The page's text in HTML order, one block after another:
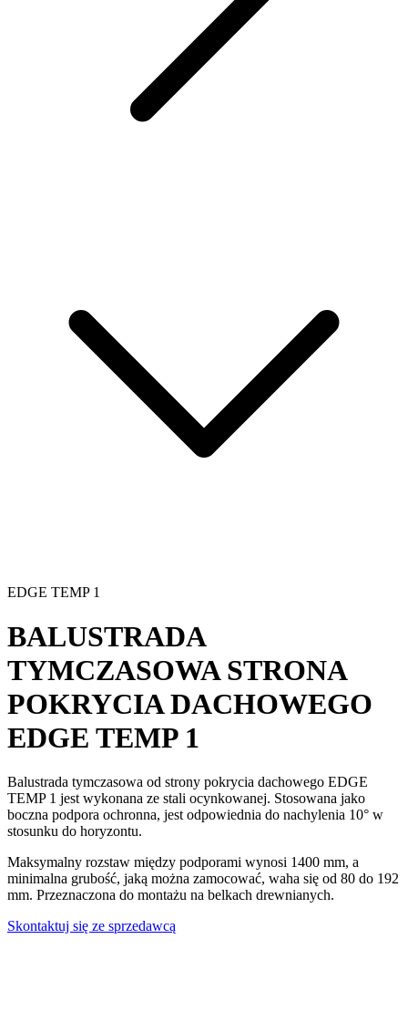
EDGE TEMP 1
BALUSTRADA
TYMCZASOWA STRONA
POKRYCIA DACHOWEGO
EDGE TEMP 1
Balustrada tymczasowa od strony pokrycia dachowego EDGE
TEMP 1 jest wykonana ze stali ocynkowanej. Stosowana jako
boczna podpora ochronna, jest odpowiednia do nachylenia 10° w
stosunku do horyzontu.
Maksymalny rozstaw między podporami wynosi 1400 mm, a
minimalna grubość, jaką można zamocować, waha się od 80 do 192
mm. Przeznaczona do montażu na belkach drewnianych.
Skontaktuj się ze sprzedawcą